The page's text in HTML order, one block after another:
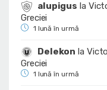
alupigus la
Greciei
1 lună în urmă
Delekon la
Greciei
1 lună în urmă